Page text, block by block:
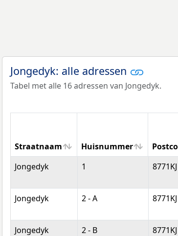
Jongedyk: alle adressen
Tabel met alle 16 adressen van Jongedyk.
Straatnaam Huisnummer
Straatnaam
Huisnummer
Jongedyk 1 8771KJ
Jongedyk 2 - A 8771KJ
Jongedyk 2 - B 8771KJ